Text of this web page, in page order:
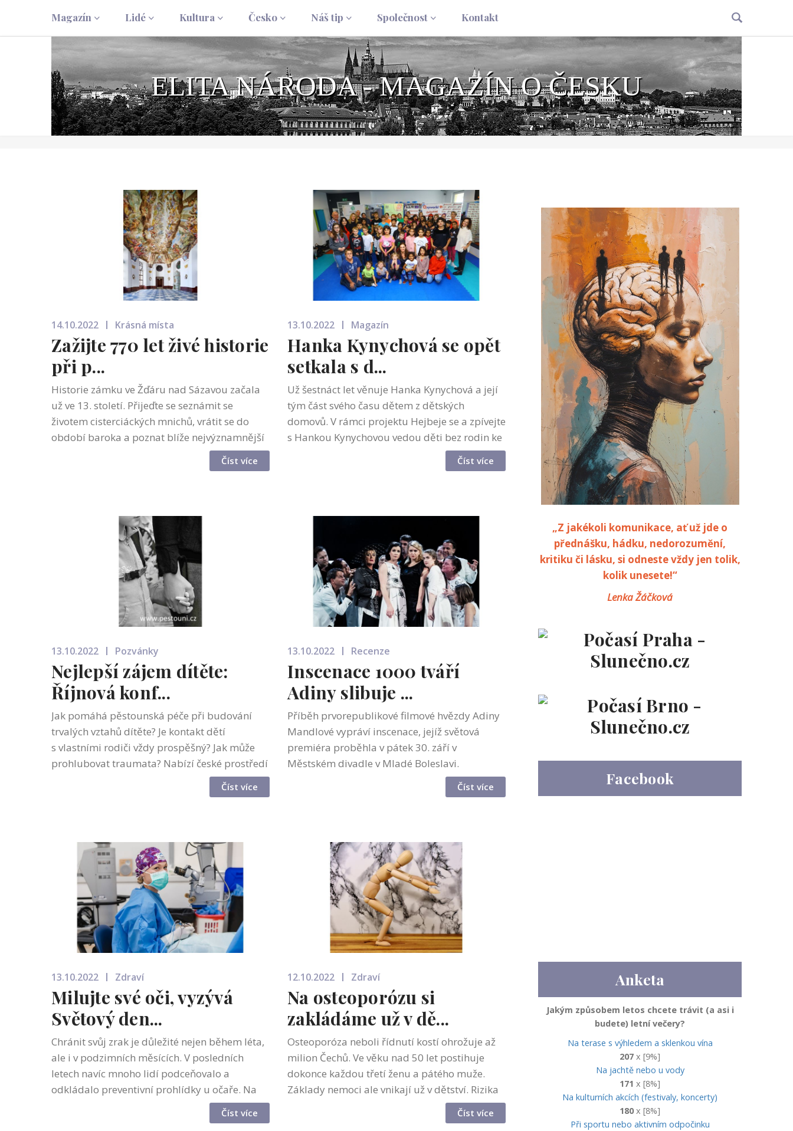
Magazín Lidé Kultura Česko Náš tip Společnost Kontakt
ELITA NÁRODA - MAGAZÍN O ČESKU
14.10.2022 Krásná místa
Zažijte 770 let živé historie
při p...
Historie zámku ve Žďáru nad Sázavou začala
už ve 13. století. Přijeďte se seznámit se
životem cisterciáckých mnichů, vrátit se do
období baroka a poznat blíže nejvýznamnější
osobnosti místního dění – opata Václava
Vejmluvu a geniálního českého archit...
Číst více
13.10.2022 Magazín
Hanka Kynychová se opět
setkala s d...
Už šestnáct let věnuje Hanka Kynychová a její
tým část svého času dětem z dětských
domovů. V rámci projektu Hejbeje se a zpívejte
s Hankou Kynychovou vedou děti bez rodin ke
smysluplnému trávení volného času, k tanci,
zpěvu a dalším uměleckým aktivit...
Číst více
13.10.2022 Pozvánky
Nejlepší zájem dítěte:
Říjnová konf...
Jak pomáhá pěstounská péče při budování
trvalých vztahů dítěte? Je kontakt dětí
s vlastními rodiči vždy prospěšný? Jak může
prohlubovat traumata? Nabízí české prostředí
dostatečné podmínky pro rozvoj přechodné
pěstounské péče? To jsou otázky, které b...
Číst více
13.10.2022 Recenze
Inscenace 1000 tváří
Adiny slibuje ...
Příběh prvorepublikové filmové hvězdy Adiny
Mandlové vypráví inscenace, jejíž světová
premiéra proběhla v pátek 30. září v
Městském divadle v Mladé Boleslavi.
Představení, jehož název zní 1000 tváří Adiny,
odhaluje nejen bouřlivý profesní i soukromý ...
Číst více
13.10.2022 Zdraví
Milujte své oči, vyzývá
Světový den...
Chránit svůj zrak je důležité nejen během léta,
ale i v podzimních měsících. V posledních
letech navíc mnoho lidí podceňovalo a
odkládalo preventivní prohlídky u očaře. Na
důležitost prevence upozorňuje i Světový den
Číst více
12.10.2022 Zdraví
Na osteoporózu si
zakládáme už v dě...
Osteoporóza neboli řídnutí kostí ohrožuje až
milion Čechů. Ve věku nad 50 let postihuje
dokonce každou třetí ženu a pátého muže.
Základy nemoci ale vnikají už v dětství. Rizika
spojená s „neviditelnou“ nemocí připomíná 20.
Číst více
„Z jakékoli komunikace, ať už jde o
přednášku, hádku, nedorozumění,
kritiku či lásku, si odneste vždy jen tolik,
kolik unesete!“
Lenka Žáčková
Facebook
Anketa
Jakým způsobem letos chcete trávit (a asi i
budete) letní večery?
Na terase s výhledem a sklenkou vína
207 x [9%]
Na jachtě nebo u vody
171 x [8%]
Na kulturních akcích (festivaly, koncerty)
180 x [8%]
Při sportu nebo aktivním odpočinku